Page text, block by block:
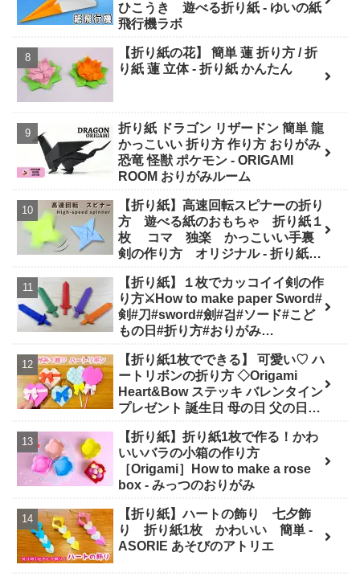
ひこうき 遊べる折り紙 - ゆいの紙
飛行機ラボ
【折り紙の花】 簡単 蓮 折り方 / 折
り紙 蓮 立体 - 折り紙 かんたん
折り紙 ドラゴン リザードン 簡単 龍
かっこいい 折り方 作り方 おりがみ
恐竜 怪獣 ポケモン - ORIGAMI
ROOM おりがみルーム
【折り紙】高速回転スピナーの折り
方 遊べる紙のおもちゃ 折り紙１
枚 コマ 独楽 かっこいい手裏
剣の作り方 オリジナル - 折り紙図
【折り紙】１枚でカッコイイ剣の作
り方⚔How to make paper Sword#
剣#刀#sword#劍#검#ソード#こど
もの日#折り方#おりがみ
- Origami hana's channel
【折り紙1枚でできる】 可愛い♡ ハ
ートリボンの折り方 ◇Origami
Heart&Bow ステッキ バレンタイン
プレゼント 誕生日 母の日 父の日
Origami-plaza
【折り紙】折り紙1枚で作る！かわ
いいバラの小箱の作り方
［Origami］How to make a rose
box - みっつのおりがみ
【折り紙】ハートの飾り 七夕飾
り 折り紙1枚 かわいい 簡単 -
ASORIE あそびのアトリエ